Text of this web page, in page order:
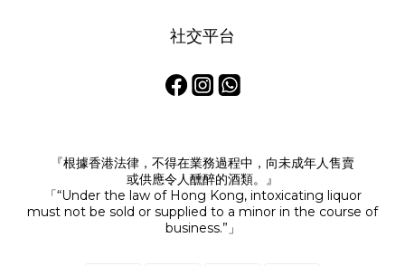
社交平台
『根據香港法律，不得在業務過程中，向未成年人售賣
或供應令人醺醉的酒類。』
「“Under the law of Hong Kong, intoxicating liquor
must not be sold or supplied to a minor in the course of
business.”」